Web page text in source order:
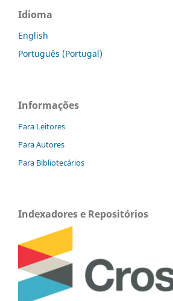
Idioma
English
Português (Portugal)
Informações
Para Leitores
Para Autores
Para Bibliotecários
Indexadores e Repositórios